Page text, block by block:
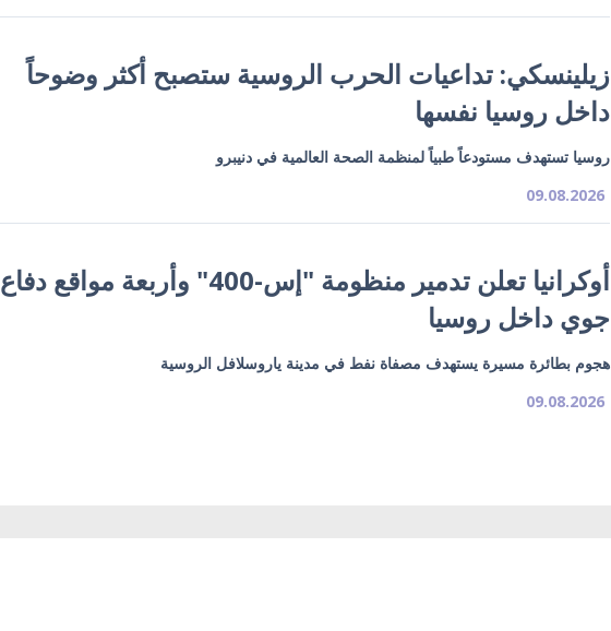
زيلينسكي: تداعيات الحرب الروسية ستصبح أكثر وضوحاً
داخل روسيا نفسها
روسيا تستهدف مستودعاً طبياً لمنظمة الصحة العالمية في دنيبرو
09.08.2026
أوكرانيا تعلن تدمير منظومة "إس-400" وأربعة مواقع دفاع
جوي داخل روسيا
هجوم بطائرة مسيرة يستهدف مصفاة نفط في مدينة ياروسلافل الروسية
09.08.2026